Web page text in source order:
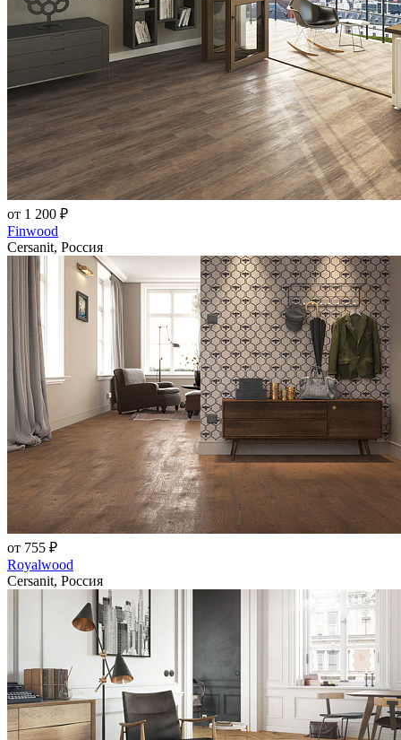
от 1 200 ₽
Finwood
Cersanit, Россия
от 755 ₽
Royalwood
Cersanit, Россия